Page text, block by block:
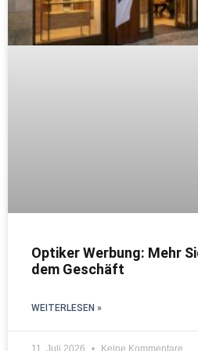
Optiker Werbung: Mehr
dem Geschäft
WEITERLESEN »
11. Juli 2026 Keine Kommentare